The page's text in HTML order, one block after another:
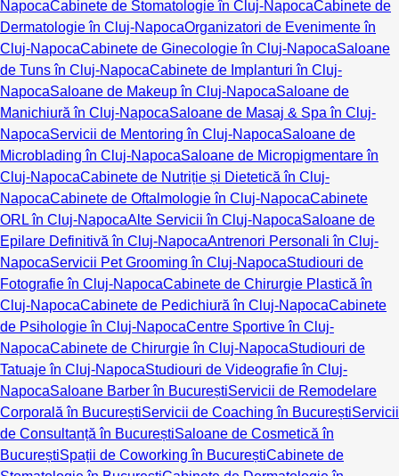
NapocaCabinete de Stomatologie în Cluj-NapocaCabinete de
Dermatologie în Cluj-NapocaOrganizatori de Evenimente în
Cluj-NapocaCabinete de Ginecologie în Cluj-NapocaSaloane
de Tuns în Cluj-NapocaCabinete de Implanturi în Cluj-
NapocaSaloane de Makeup în Cluj-NapocaSaloane de
Manichiură în Cluj-NapocaSaloane de Masaj & Spa în Cluj-
NapocaServicii de Mentoring în Cluj-NapocaSaloane de
Microblading în Cluj-NapocaSaloane de Micropigmentare în
Cluj-NapocaCabinete de Nutriție și Dietetică în Cluj-
NapocaCabinete de Oftalmologie în Cluj-NapocaCabinete
ORL în Cluj-NapocaAlte Servicii în Cluj-NapocaSaloane de
Epilare Definitivă în Cluj-NapocaAntrenori Personali în Cluj-
NapocaServicii Pet Grooming în Cluj-NapocaStudiouri de
Fotografie în Cluj-NapocaCabinete de Chirurgie Plastică în
Cluj-NapocaCabinete de Pedichiură în Cluj-NapocaCabinete
de Psihologie în Cluj-NapocaCentre Sportive în Cluj-
NapocaCabinete de Chirurgie în Cluj-NapocaStudiouri de
Tatuaje în Cluj-NapocaStudiouri de Videografie în Cluj-
NapocaSaloane Barber în BucureștiServicii de Remodelare
Corporală în BucureștiServicii de Coaching în BucureștiServicii
de Consultanță în BucureștiSaloane de Cosmetică în
BucureștiSpații de Coworking în BucureștiCabinete de